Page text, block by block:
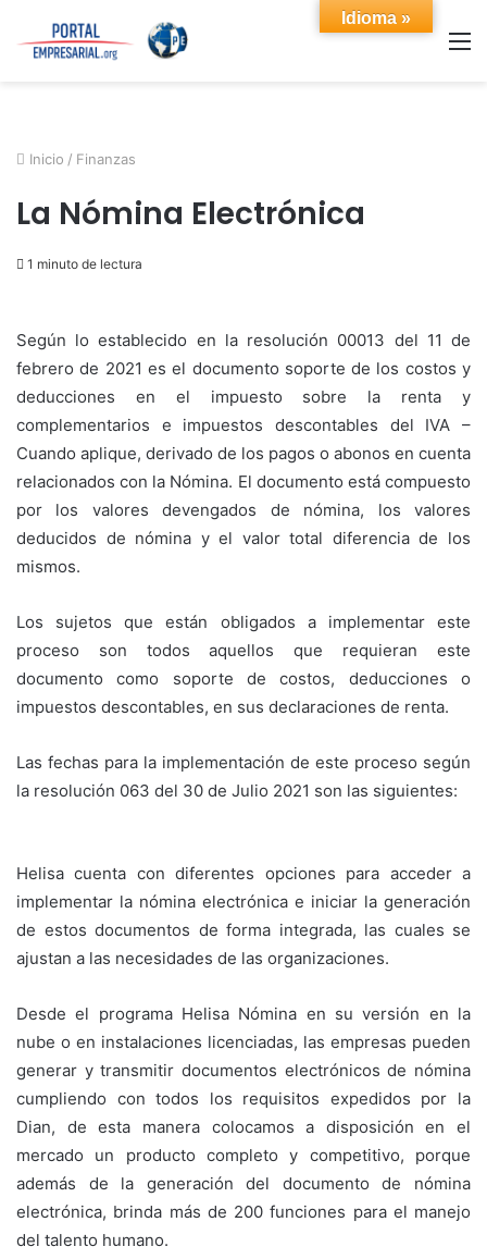
Inicio / Finanzas
La Nómina Electrónica
1 minuto de lectura
Según lo establecido en la resolución 00013 del 11 de
febrero de 2021 es el documento soporte de los costos y
deducciones en el impuesto sobre la renta y
complementarios e impuestos descontables del IVA –
Cuando aplique, derivado de los pagos o abonos en cuenta
relacionados con la Nómina. El documento está compuesto
por los valores devengados de nómina, los valores
deducidos de nómina y el valor total diferencia de los
mismos.
Los sujetos que están obligados a implementar este
proceso son todos aquellos que requieran este
documento como soporte de costos, deducciones o
impuestos descontables, en sus declaraciones de renta.
Las fechas para la implementación de este proceso según
la resolución 063 del 30 de Julio 2021 son las siguientes:
Helisa cuenta con diferentes opciones para acceder a
implementar la nómina electrónica e iniciar la generación
de estos documentos de forma integrada, las cuales se
ajustan a las necesidades de las organizaciones.
Desde el programa Helisa Nómina en su versión en la
nube o en instalaciones licenciadas, las empresas pueden
generar y transmitir documentos electrónicos de nómina
cumpliendo con todos los requisitos expedidos por la
Dian, de esta manera colocamos a disposición en el
mercado un producto completo y competitivo, porque
además de la generación del documento de nómina
electrónica, brinda más de 200 funciones para el manejo
del talento humano.
Idioma »